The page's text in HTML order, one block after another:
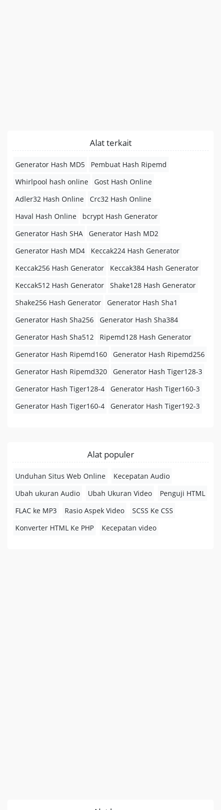
Alat terkait
Generator Hash MD5
Pembuat Hash Ripemd
Whirlpool hash online
Gost Hash Online
Adler32 Hash Online
Crc32 Hash Online
Haval Hash Online
bcrypt Hash Generator
Generator Hash SHA
Generator Hash MD2
Generator Hash MD4
Keccak224 Hash Generator
Keccak256 Hash Generator
Keccak384 Hash Generator
Keccak512 Hash Generator
Shake128 Hash Generator
Shake256 Hash Generator
Generator Hash Sha1
Generator Hash Sha256
Generator Hash Sha384
Generator Hash Sha512
Ripemd128 Hash Generator
Generator Hash Ripemd160
Generator Hash Ripemd256
Generator Hash Ripemd320
Generator Hash Tiger128-3
Generator Hash Tiger128-4
Generator Hash Tiger160-3
Generator Hash Tiger160-4
Generator Hash Tiger192-3
Alat populer
Unduhan Situs Web Online
Kecepatan Audio
Ubah ukuran Audio
Ubah Ukuran Video
Penguji HTML
FLAC ke MP3
Rasio Aspek Video
SCSS Ke CSS
Konverter HTML Ke PHP
Kecepatan video